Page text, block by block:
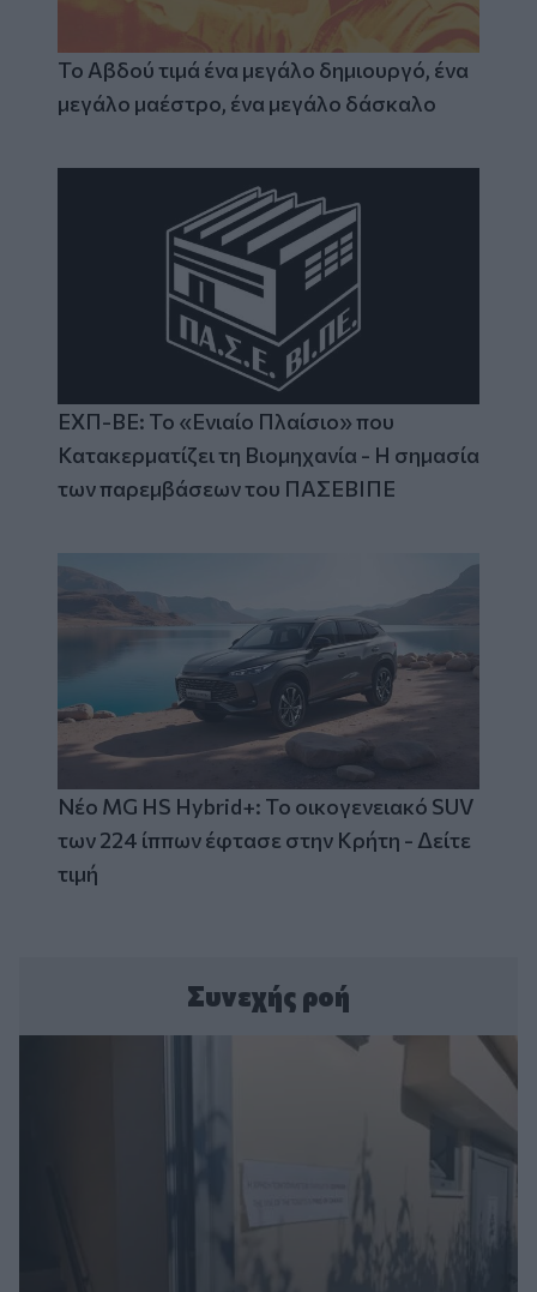
Το Αβδού τιμά ένα μεγάλο δημιουργό, ένα
μεγάλο μαέστρο, ένα μεγάλο δάσκαλο
ΕΧΠ-ΒΕ: Το «Ενιαίο Πλαίσιο» που
Κατακερματίζει τη Βιομηχανία - Η σημασία
των παρεμβάσεων του ΠΑΣΕΒΙΠΕ
Νέο MG HS Hybrid+: Το οικογενειακό SUV
των 224 ίππων έφτασε στην Κρήτη - Δείτε
τιμή
Συνεχής ροή